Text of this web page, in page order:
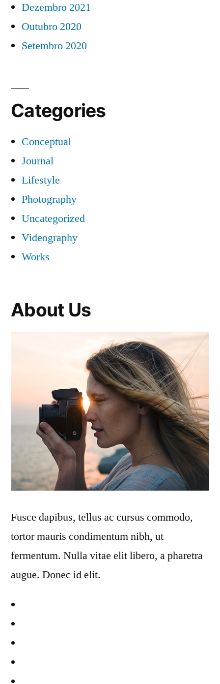
Dezembro 2021
Outubro 2020
Setembro 2020
Categories
Conceptual
Journal
Lifestyle
Photography
Uncategorized
Videography
Works
About Us
Fusce dapibus, tellus ac cursus commodo,
tortor mauris condimentum nibh, ut
fermentum. Nulla vitae elit libero, a pharetra
augue. Donec id elit.